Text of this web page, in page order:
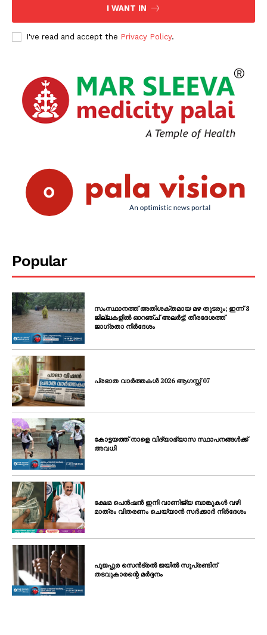
I WANT IN
I've read and accept the Privacy Policy.
Popular
സംസ്ഥാനത്ത് അതിശക്തമായ മഴ തുടരും; ഇന്ന് 8
ജില്ലകളിൽ ഓറഞ്ച് അലർട്ട്; തീരദേശത്ത്
ജാഗ്രതാ നിർദേശം
പ്രഭാത വാർത്തകൾ 2026 ആഗസ്റ്റ് 07
കോട്ടയത്ത് നാളെ വിദ്യാഭ്യാസ സ്ഥാപനങ്ങൾക്ക്
അവധി
ക്ഷേമ പെൻഷൻ ഇനി വാണിജ്യ ബാങ്കുകൾ വഴി
മാത്രം വിതരണം ചെയ്യാൻ സർക്കാർ നിർദേശം
പൂജപ്പുര സെൻട്രൽ ജയിൽ സൂപ്രണ്ടിന്
തടവുകാരന്റെ മർദ്ദനം